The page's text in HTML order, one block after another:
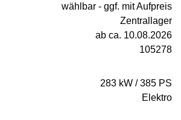
wählbar - ggf. mit Aufpreis
Zentrallager
ab ca. 10.08.2026
105278
283 kW / 385 PS
Elektro